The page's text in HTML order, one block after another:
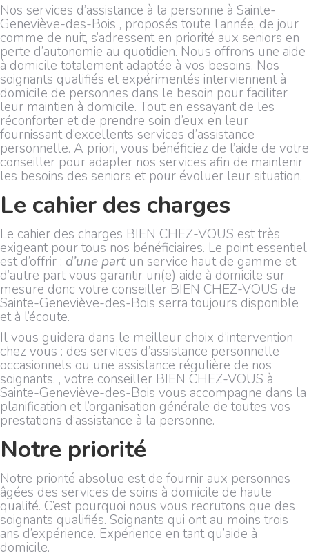
Nos services d’assistance à la personne à Sainte-
Geneviève-des-Bois , proposés toute l’année, de jour
comme de nuit, s’adressent en priorité aux seniors en
perte d’autonomie au quotidien. Nous offrons une aide
à domicile totalement adaptée à vos besoins. Nos
soignants qualifiés et expérimentés interviennent à
domicile de personnes dans le besoin pour faciliter
leur maintien à domicile. Tout en essayant de les
réconforter et de prendre soin d’eux en leur
fournissant d’excellents services d’assistance
personnelle. A priori, vous bénéficiez de l’aide de votre
conseiller pour adapter nos services afin de maintenir
les besoins des seniors et pour évoluer leur situation.
Le cahier des charges
Le cahier des charges BIEN CHEZ-VOUS est très
exigeant pour tous nos bénéficiaires. Le point essentiel
est d’offrir : d’une part un service haut de gamme et
d’autre part vous garantir un(e) aide à domicile sur
mesure donc votre conseiller BIEN CHEZ-VOUS de
Sainte-Geneviève-des-Bois serra toujours disponible
et à l’écoute.
Il vous guidera dans le meilleur choix d’intervention
chez vous : des services d’assistance personnelle
occasionnels ou une assistance régulière de nos
soignants. , votre conseiller BIEN CHEZ-VOUS à
Sainte-Geneviève-des-Bois vous accompagne dans la
planification et l’organisation générale de toutes vos
prestations d’assistance à la personne.
Notre priorité
Notre priorité absolue est de fournir aux personnes
âgées des services de soins à domicile de haute
qualité. C’est pourquoi nous vous recrutons que des
soignants qualifiés. Soignants qui ont au moins trois
ans d’expérience. Expérience en tant qu’aide à
domicile.